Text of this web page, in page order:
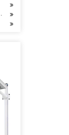
ساحة ، طريق سريع ،